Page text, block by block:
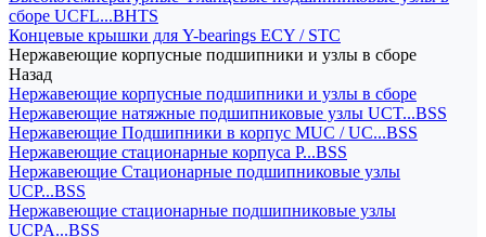
сборе UCFL...BHTS
Концевые крышки для Y-bearings ECY / STC
Нержавеющие корпусные подшипники и узлы в сборе
Назад
Нержавеющие корпусные подшипники и узлы в сборе
Нержавеющие натяжные подшипниковые узлы UCT...BSS
Нержавеющие Подшипники в корпус MUC / UC...BSS
Нержавеющие стационарные корпуса P...BSS
Нержавеющие Стационарные подшипниковые узлы
UCP...BSS
Нержавеющие стационарные подшипниковые узлы
UCPA...BSS